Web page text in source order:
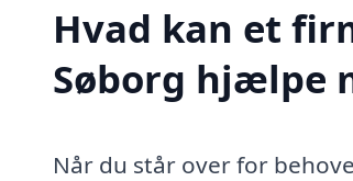
Hvad kan et
Søborg hjælpe
Når du står over for